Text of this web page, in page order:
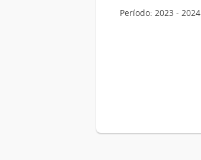
Período: 2023 - 2024